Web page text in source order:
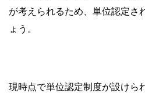
が考えられるため、単位認定さ
ょう。
現時点で単位認定制度が設けら